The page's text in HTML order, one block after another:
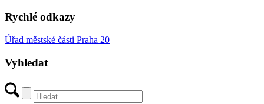
Rychlé odkazy
Úřad městské části Praha 20
Vyhledat